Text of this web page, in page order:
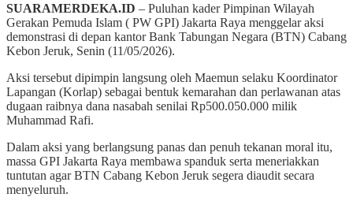
SUARAMERDEKA.ID – Puluhan kader Pimpinan Wilayah
Gerakan Pemuda Islam ( PW GPI) Jakarta Raya menggelar aksi
demonstrasi di depan kantor Bank Tabungan Negara (BTN) Cabang
Kebon Jeruk, Senin (11/05/2026).
Aksi tersebut dipimpin langsung oleh Maemun selaku Koordinator
Lapangan (Korlap) sebagai bentuk kemarahan dan perlawanan atas
dugaan raibnya dana nasabah senilai Rp500.050.000 milik
Muhammad Rafi.
Dalam aksi yang berlangsung panas dan penuh tekanan moral itu,
massa GPI Jakarta Raya membawa spanduk serta meneriakkan
tuntutan agar BTN Cabang Kebon Jeruk segera diaudit secara
menyeluruh.